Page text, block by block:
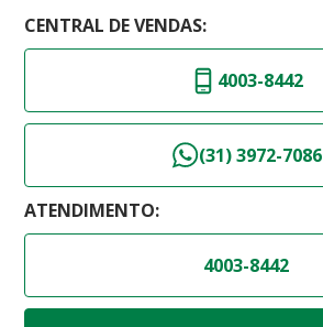
CENTRAL DE VENDAS:
4003-8442
(31) 3972-7086
ATENDIMENTO:
4003-8442